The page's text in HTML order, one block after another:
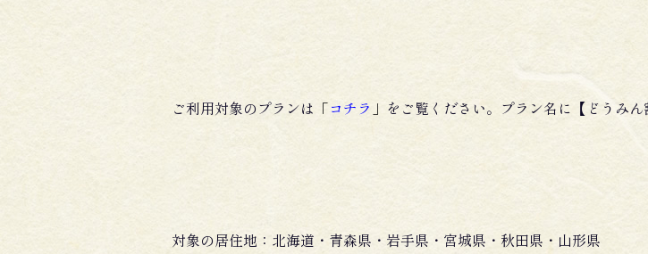
ご利用対象のプランは 「コチラ 」 をご覧ください。プラン名に【どうみ
対象の居住地：北海道・青森県・岩手県・宮城県・秋田県・山形県